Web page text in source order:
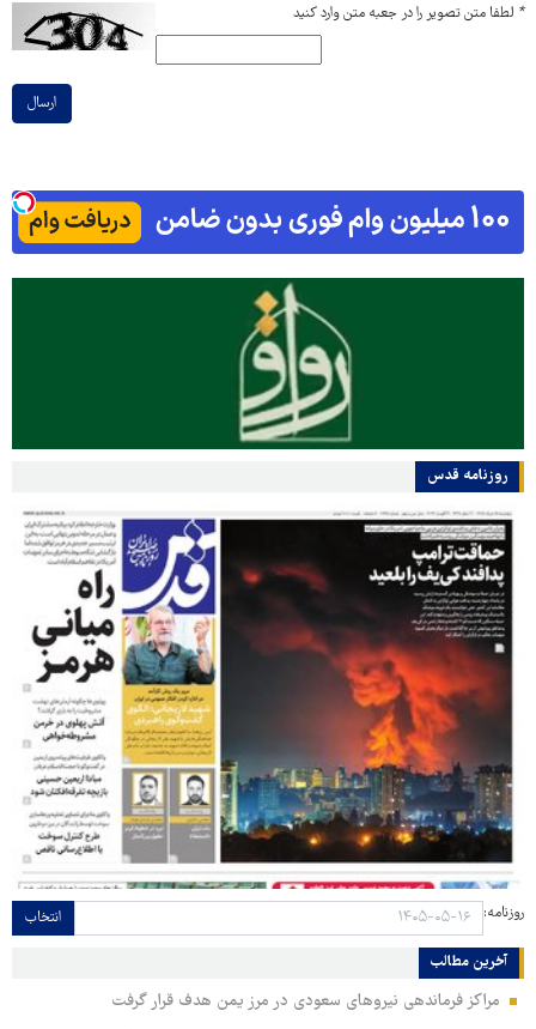
* لطفا متن تصویر را در جعبه متن وارد کنید
ارسال
روزنامه قدس
روزنامه: انتخاب
آخرین مطالب
مراکز فرماندهی نیروهای سعودی در مرز یمن هدف قرار گرفت